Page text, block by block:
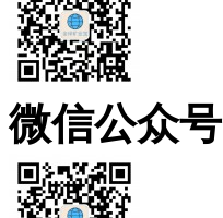
微信公众号